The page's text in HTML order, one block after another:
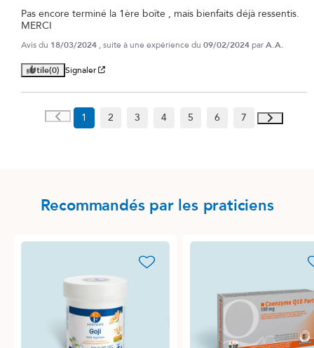
Pas encore terminé la 1ère boîte , mais bienfaits déjà ressentis.
MERCI
Avis du 18/03/2024 , suite à une expérience du 09/02/2024 parA.A.
Utile(0) Signaler
1 2 3 4 5 6 7
Recommandés par les praticiens
favorite_border